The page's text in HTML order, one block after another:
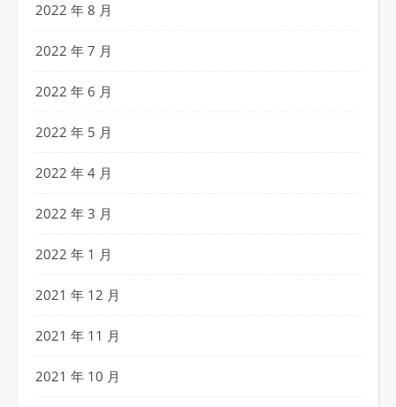
2022 年 8 月
2022 年 7 月
2022 年 6 月
2022 年 5 月
2022 年 4 月
2022 年 3 月
2022 年 1 月
2021 年 12 月
2021 年 11 月
2021 年 10 月